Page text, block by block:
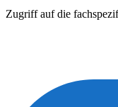
Zugriff auf die